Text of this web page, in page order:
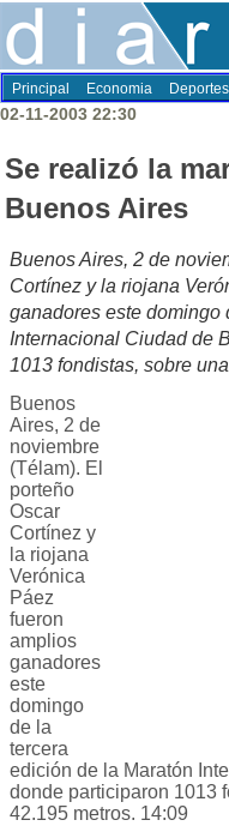
Principal Economia Deportes
02-11-2003 22:30
Se realizó la
Buenos Aires
Buenos Aires, 2 de
Cortínez y la riojana
ganadores este domingo
Internacional Ciudad de
1013 fondistas, sobre
Buenos
Aires, 2 de
noviembre
(Télam). El
porteño
Oscar
Cortínez y
la riojana
Verónica
Páez
fueron
amplios
ganadores
este
domingo
de la
tercera
edición de la Maratón
donde participaron 1013
42.195 metros. 14:09